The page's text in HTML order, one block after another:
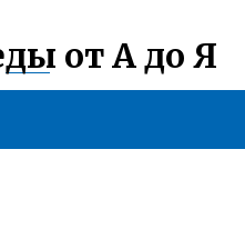
от А до Я